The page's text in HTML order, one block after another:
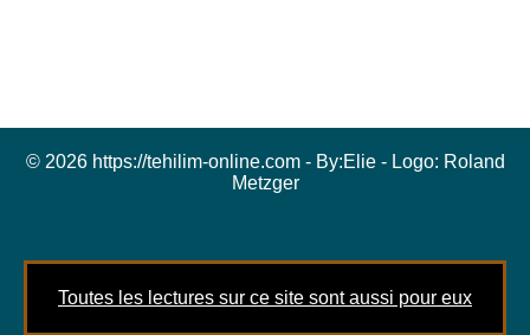
© 2026 https://tehilim-online.com - By:Elie- Logo: Roland
Metzger
Toutes les lectures sur ce site sont aussi pour eux